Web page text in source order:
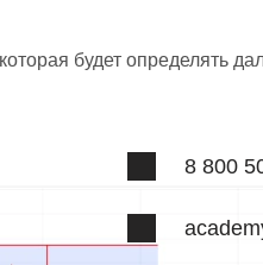
8 800
будет определять